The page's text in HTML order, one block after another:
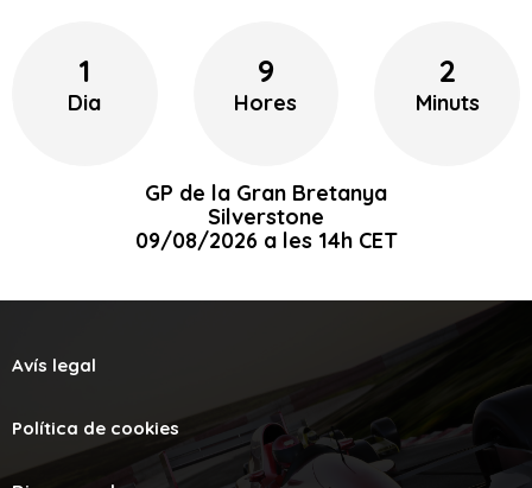
1
Dia
9
Hores
2
Minuts
GP de la Gran Bretanya
Silverstone
09/08/2026 a les 14h CET
Avís legal
Política de cookies